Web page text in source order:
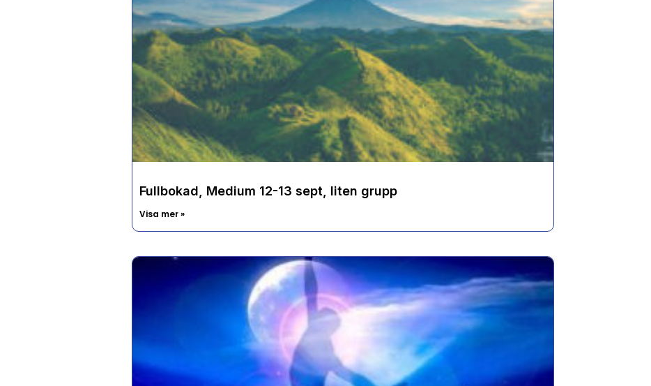
Fullbokad, Medium 12-13 sept, liten grupp
Visa mer »